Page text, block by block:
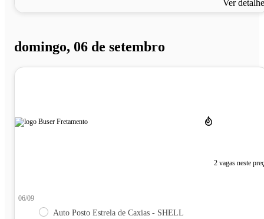
Ver
domingo, 06 de setembro
2 vagas neste
06/09
Auto Posto Estrela de Caxias - SHELL